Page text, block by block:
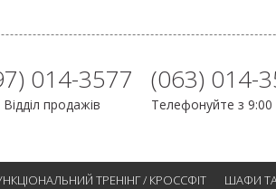
(063) 014-
Телефонуйте з 9:00
014-3577
Відділ продажів
ТРЕНІНГ / КРОССФІТ ШАФИ